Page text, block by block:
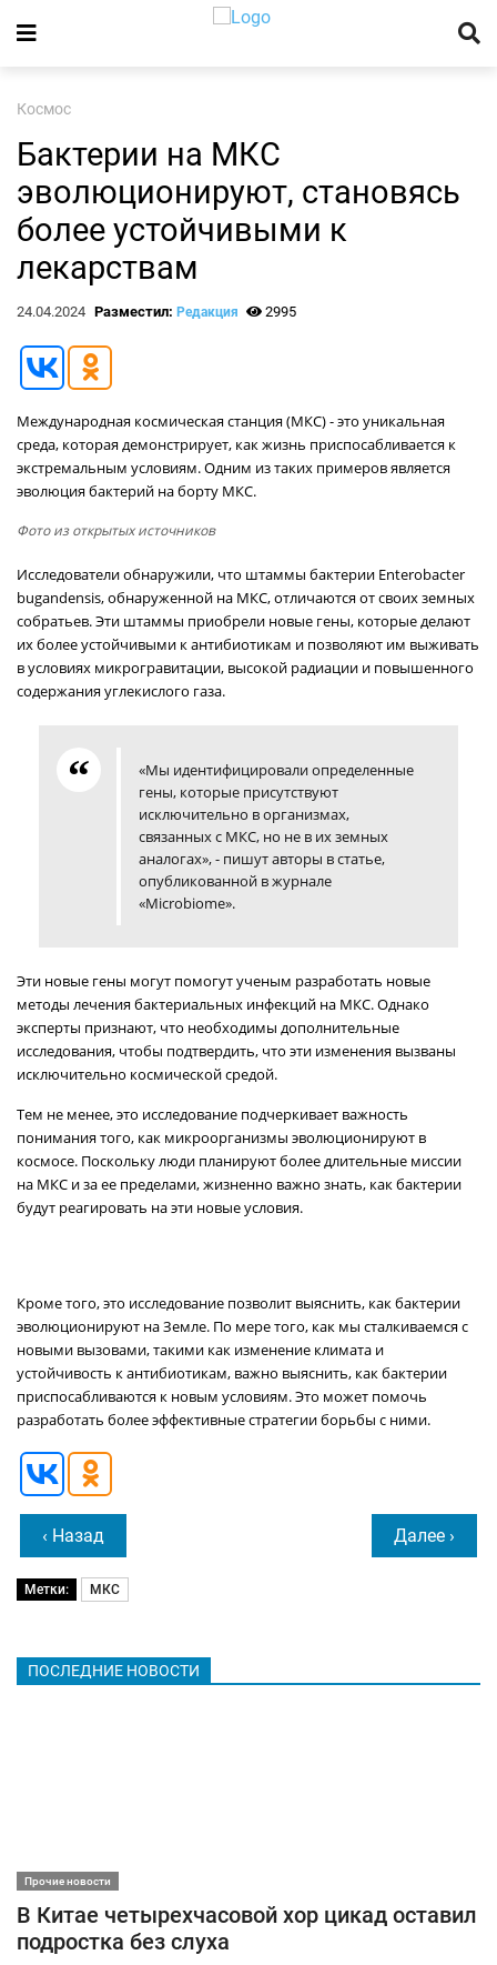
Космос
Бактерии на МКС
эволюционируют, становясь
более устойчивыми к
лекарствам
24.04.2024 Разместил: Редакция 2995
Международная космическая станция (МКС) - это уникальная
среда, которая демонстрирует, как жизнь приспосабливается к
экстремальным условиям. Одним из таких примеров является
эволюция бактерий на борту МКС.
Фото из открытых источников
Исследователи обнаружили, что штаммы бактерии Enterobacter
bugandensis, обнаруженной на МКС, отличаются от своих земных
собратьев. Эти штаммы приобрели новые гены, которые делают
их более устойчивыми к антибиотикам и позволяют им выживать
в условиях микрогравитации, высокой радиации и повышенного
содержания углекислого газа.
«Мы идентифицировали определенные
гены, которые присутствуют
исключительно в организмах,
связанных с МКС, но не в их земных
аналогах», - пишут авторы в статье,
опубликованной в журнале
«Microbiome».
Эти новые гены могут помогут ученым разработать новые
методы лечения бактериальных инфекций на МКС. Однако
эксперты признают, что необходимы дополнительные
исследования, чтобы подтвердить, что эти изменения вызваны
исключительно космической средой.
Тем не менее, это исследование подчеркивает важность
понимания того, как микроорганизмы эволюционируют в
космосе. Поскольку люди планируют более длительные миссии
на МКС и за ее пределами, жизненно важно знать, как бактерии
будут реагировать на эти новые условия.
Кроме того, это исследование позволит выяснить, как бактерии
эволюционируют на Земле. По мере того, как мы сталкиваемся с
новыми вызовами, такими как изменение климата и
устойчивость к антибиотикам, важно выяснить, как бактерии
приспосабливаются к новым условиям. Это может помочь
разработать более эффективные стратегии борьбы с ними.
‹ Назад Далее ›
Метки: МКС
ПОСЛЕДНИЕ НОВОСТИ
Прочие новости
В Китае четырехчасовой хор цикад оставил
подростка без слуха